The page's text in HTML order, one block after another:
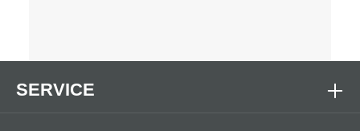
SERVICE